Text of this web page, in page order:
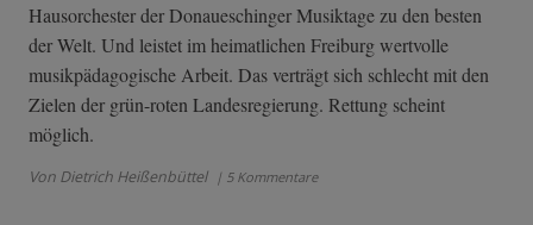
Hausorchester der Donaueschinger Musiktage zu den besten
der Welt. Und leistet im heimatlichen Freiburg wertvolle
musikpädagogische Arbeit. Das verträgt sich schlecht mit den
Zielen der grün-roten Landesregierung. Rettung scheint
möglich.
Von Dietrich Heißenbüttel | 5 Kommentare